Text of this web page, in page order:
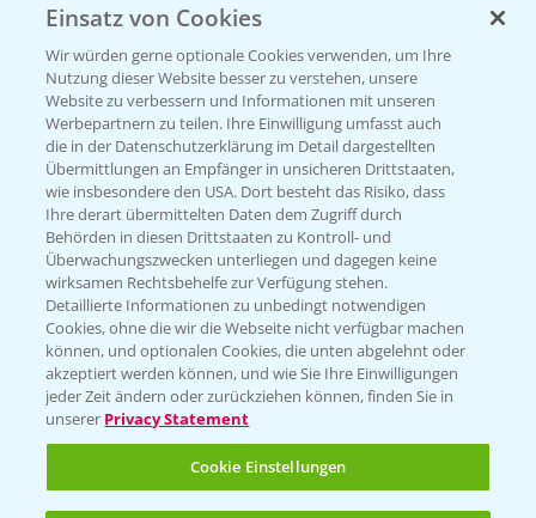
KONTAKT
Hilfe in Notfällen
T.+49 (0)214/30-20220
Folgen Sie uns
Einsatz von Cookies
Wir würden gerne optionale Cookies verwenden, um Ihre
Nutzung dieser Website besser zu verstehen, unsere
Website zu verbessern und Informationen mit unseren
Werbepartnern zu teilen. Ihre Einwilligung umfasst auch
die in der Datenschutzerklärung im Detail dargestellten
Übermittlungen an Empfänger in unsicheren Drittstaaten,
wie insbesondere den USA. Dort besteht das Risiko, dass
Ihre derart übermittelten Daten dem Zugriff durch
Behörden in diesen Drittstaaten zu Kontroll- und
Überwachungszwecken unterliegen und dagegen keine
wirksamen Rechtsbehelfe zur Verfügung stehen.
Detaillierte Informationen zu unbedingt notwendigen
Cookies, ohne die wir die Webseite nicht verfügbar machen
können, und optionalen Cookies, die unten abgelehnt oder
akzeptiert werden können, und wie Sie Ihre Einwilligungen
jeder Zeit ändern oder zurückziehen können, finden Sie in
unserer Privacy Statement
Cookie Einstellungen